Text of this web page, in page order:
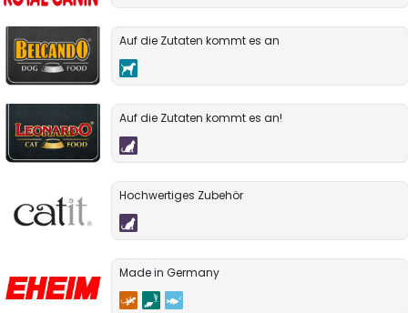
Auf die Zutaten kommt es an
Auf die Zutaten kommt es an!
Hochwertiges Zubehör
Made in Germany